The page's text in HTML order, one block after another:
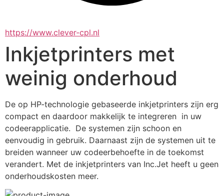
https://www.clever-cpl.nl
Inkjetprinters met
weinig onderhoud
De op HP-technologie gebaseerde inkjetprinters zijn erg
compact en daardoor makkelijk te integreren  in uw
codeerapplicatie.  De systemen zijn schoon en
eenvoudig in gebruik. Daarnaast zijn de systemen uit te
breiden wanneer uw codeerbehoefte in de toekomst
verandert. Met de inkjetprinters van Inc.Jet heeft u geen
onderhoudskosten meer.